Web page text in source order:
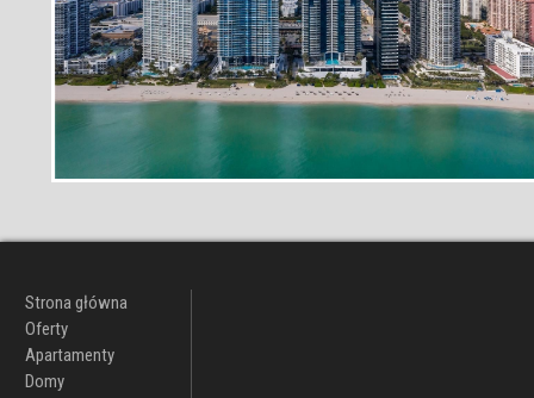
Strona główna
Oferty
Apartamenty
Domy